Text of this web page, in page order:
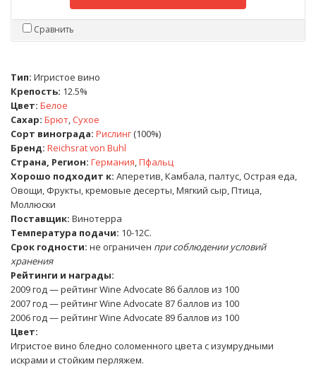
Сравнить
Тип: Игристое вино
Крепость: 12.5%
Цвет: Белое
Сахар: Брют,Сухое
Сорт винограда: Рислинг(100%)
Бренд: Reichsrat von Buhl
Страна, Регион: Германия,Пфальц
Хорошо подходит к: Аперетив,Камбала, палтус,Острая еда,
Овощи, Фрукты, кремовые десерты,Мягкий сыр,Птица,
Моллюски
Поставщик: Винотерра
Температура подачи: 10-12С.
Срок годности: не ограничен при соблюдении условий
хранения
Рейтинги и награды:
2009 год — рейтингWine Advocate 86 баллов из 100
2007 год — рейтингWine Advocate 87 баллов из 100
2006 год — рейтингWine Advocate 89 баллов из 100
Цвет:
Игристое вино бледно соломенного цвета с изумрудными
искрами и стойким перляжем.